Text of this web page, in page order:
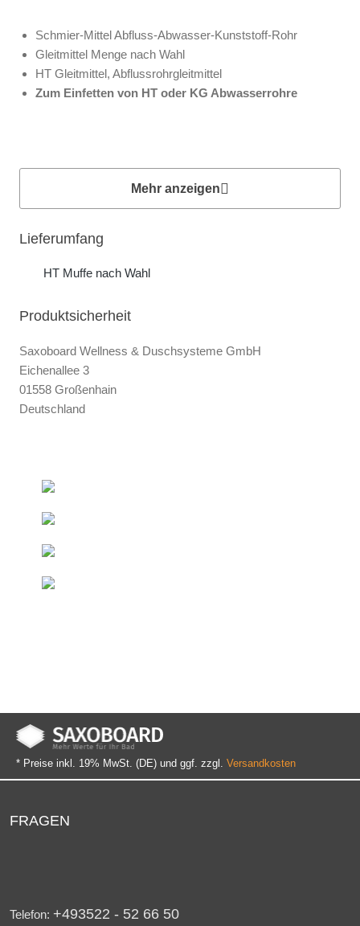
Schmier-Mittel Abfluss-Abwasser-Kunststoff-Rohr
Gleitmittel Menge nach Wahl
HT Gleitmittel, Abflussrohrgleitmittel
Zum Einfetten von HT oder KG Abwasserrohre
Lieferumfang
HT Muffe nach Wahl
Produktsicherheit
Saxoboard Wellness & Duschsysteme GmbH
Eichenallee 3
01558 Großenhain
Deutschland
Mehr anzeigen
* Preise inkl. 19% MwSt. (DE) und ggf. zzgl. Versandkosten
FRAGEN
Telefon: +493522 - 52 66 50